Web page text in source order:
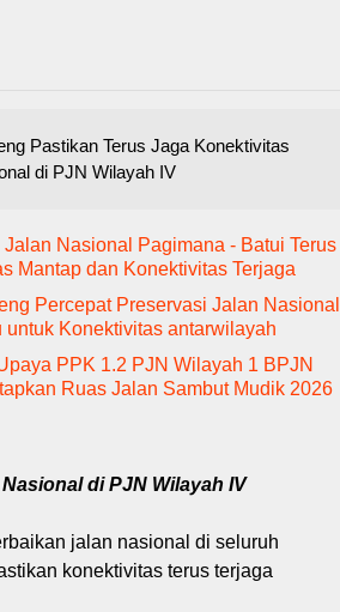
Pastikan Terus Jaga Konektivitas
di PJN Wilayah IV
Jalan Nasional Pagimana - Batui Terus
Mantap dan Konektivitas Terjaga
Percepat Preservasi Jalan Nasional
untuk Konektivitas antarwilayah
PPK 1.2 PJN Wilayah 1 BPJN
Ruas Jalan Sambut Mudik 2026
di PJN Wilayah IV
jalan nasional di seluruh
konektivitas terus terjaga